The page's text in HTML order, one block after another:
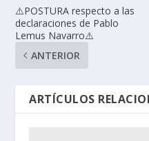
⚠️POSTURA respecto a las
declaraciones de Pablo
Lemus Navarro⚠️
ANTERIOR
ARTÍCULOS